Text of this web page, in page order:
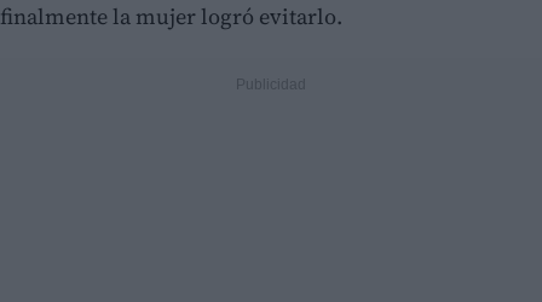
finalmente la mujer logró evitarlo.